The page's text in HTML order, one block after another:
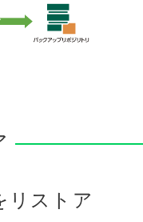
リストア